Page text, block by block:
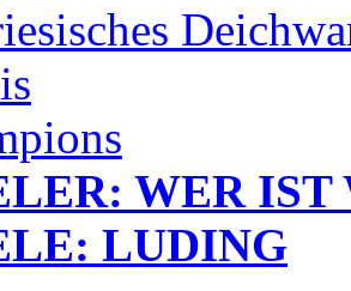
WER IST
LUDING